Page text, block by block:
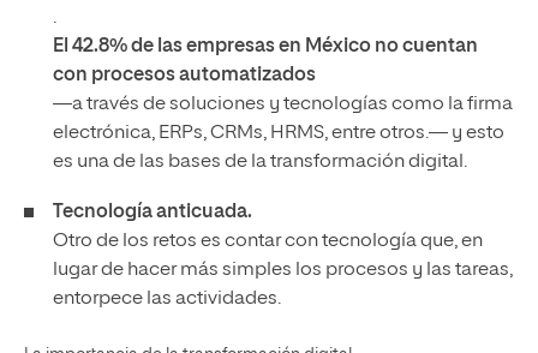
.
El 42.8% de las empresas en México no cuentan
con procesos automatizados
—a través de soluciones y tecnologías como la firma
electrónica, ERPs, CRMs, HRMS, entre otros.— y esto
es una de las bases de la transformación digital.
Tecnología anticuada.
Otro de los retos es contar con tecnología que, en
lugar de hacer más simples los procesos y las tareas,
entorpece las actividades.